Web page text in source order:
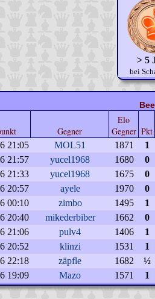
> 5
bei
Gegner
Elo
Gegner Pkt
21:05 MOL51 1871
1
21:57
yucel1968 1680
0
21:33
yucel1968 1675
0
20:57
ayele 1970
0
00:10
zimbo 1495
1
20:40
mikederbiber 1662
0
21:06
pulv4 1406
1
20:52
klinzi 1531
1
22:18
zäpfle 1682
½
19:09
Mazo 1571 1